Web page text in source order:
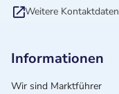
Weitere Kontaktdaten
Informationen
Wir sind Marktführer